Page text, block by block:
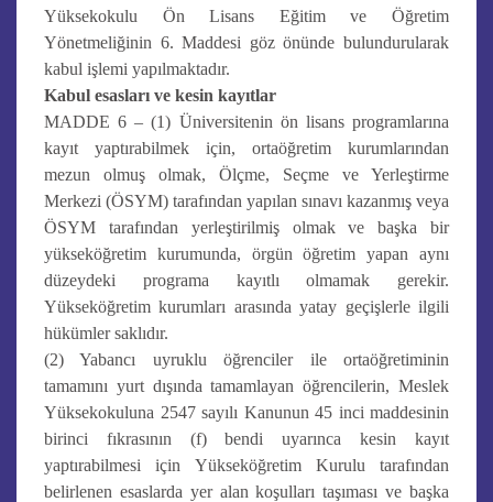
Yüksekokulu Ön Lisans Eğitim ve Öğretim
Yönetmeliğinin 6. Maddesi göz önünde bulundurularak
kabul işlemi yapılmaktadır.
Kabul esasları ve kesin kayıtlar
MADDE 6 – (1) Üniversitenin ön lisans programlarına
kayıt yaptırabilmek için, ortaöğretim kurumlarından
mezun olmuş olmak, Ölçme, Seçme ve Yerleştirme
Merkezi (ÖSYM) tarafından yapılan sınavı kazanmış veya
ÖSYM tarafından yerleştirilmiş olmak ve başka bir
yükseköğretim kurumunda, örgün öğretim yapan aynı
düzeydeki programa kayıtlı olmamak gerekir.
Yükseköğretim kurumları arasında yatay geçişlerle ilgili
hükümler saklıdır.
(2) Yabancı uyruklu öğrenciler ile ortaöğretiminin
tamamını yurt dışında tamamlayan öğrencilerin, Meslek
Yüksekokuluna 2547 sayılı Kanunun 45 inci maddesinin
birinci fıkrasının (f) bendi uyarınca kesin kayıt
yaptırabilmesi için Yükseköğretim Kurulu tarafından
belirlenen esaslarda yer alan koşulları taşıması ve başka